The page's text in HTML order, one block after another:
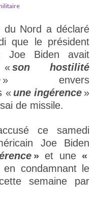
du Nord a déclaré
que le président
Joe Biden avait
son hostilité
» envers
« une ingérence »
de missile.
ce samedi
Joe Biden
»et une «
en condamnant le
semaine par